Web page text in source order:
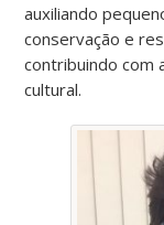
auxiliando
conservação e
contribuindo com
cultural.